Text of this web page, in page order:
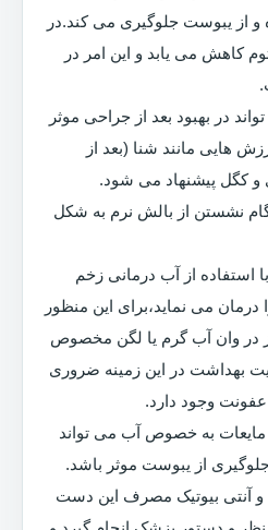
و از یبوست جلوگیری می کند.در
کاهش می یابد و این امر در
در بهبود بعد از جراحی موثر
هایی مانند شنا (بعد از
و کگل پیشنهاد می شود.
نشستن از بالش نرم به شکل
استفاده از آب درمانی زخم
می نماید،برای این منظور
در وان آب گرم یا لگن مخصوص
بهداشت در این زمینه ضروری
عفونت وجود دارد.
به خصوص آب می تواند
از یبوست موثر باشد.
آنتی بیوتیک مصرف این دست